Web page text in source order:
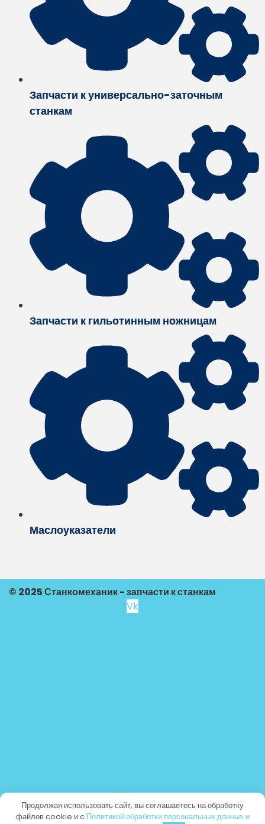
Запчасти к универсально-заточным
станкам
Запчасти к гильотинным ножницам
Маслоуказатели
© 2025 Станкомеханик - запчасти к станкам
Vk
Продолжая использовать сайт, вы соглашаетесь на обработку
файлов cookie и c Политикой обработки персональных данных и